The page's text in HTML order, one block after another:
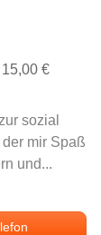
€
sozial
mir Spaß
und...